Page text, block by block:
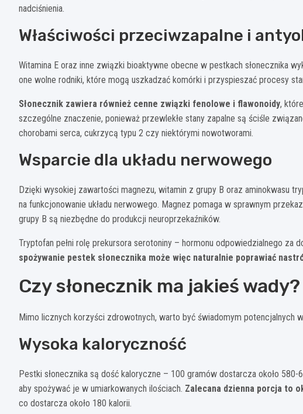
nadciśnienia.
Właściwości przeciwzapalne i
Witamina E oraz inne związki bioaktywne obecne w pestkach słonecznika
one wolne rodniki, które mogą uszkadzać komórki i przyspieszać procesy
Słonecznik zawiera również cenne związki fenolowe i flawonoidy,
szczególne znaczenie, ponieważ przewlekłe stany zapalne są ściśle
chorobami serca, cukrzycą typu 2 czy niektórymi nowotworami.
Wsparcie dla układu nerwowego
Dzięki wysokiej zawartości magnezu, witamin z grupy B oraz aminokwasu
na funkcjonowanie układu nerwowego. Magnez pomaga w sprawnym
grupy B są niezbędne do produkcji neuroprzekaźników.
Tryptofan pełni rolę prekursora serotoniny – hormonu odpowiedzialnego za
spożywanie pestek słonecznika może więc naturalnie poprawiać
Czy słonecznik ma jakieś wady?
Mimo licznych korzyści zdrowotnych, warto być świadomym potencjalnych
Wysoka kaloryczność
Pestki słonecznika są dość kaloryczne – 100 gramów dostarcza około
aby spożywać je w umiarkowanych ilościach. Zalecana dzienna porcja to
co dostarcza około 180 kalorii.